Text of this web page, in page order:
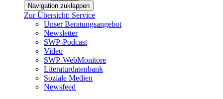
Navigation zuklappen
Zur Übersicht: Service
Unser Beratungsangebot
Newsletter
SWP-Podcast
Video
SWP-WebMonitore
Literaturdatenbank
Soziale Medien
Newsfeed